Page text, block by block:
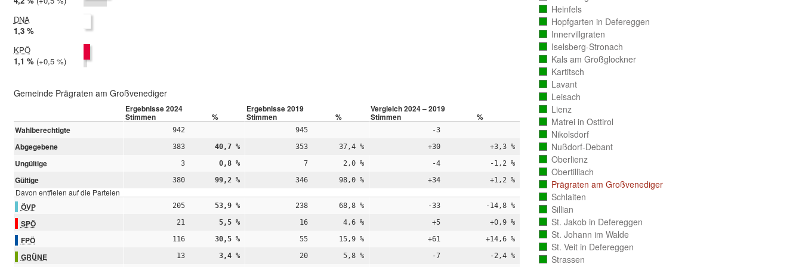
2019:
3,8 %
DNA
2024:
1,3 %
KPÖ
2024:
1,1 %
2019:
0,6 %
Differenz:
+0,5 %
Gemeinde Prägraten am Großvenediger
Ergebnisse 2024 Ergebnisse 2019 Vergleich 2024 – 2019
Stimmen % Stimmen % Stimmen
%
Wahlberechtigte
942 945 -3
Abgegebene 383 40,7 % 353 37,4 % +30 +3,3 %
Ungültige 3 0,8 % 7 2,0 % -4 -1,2 %
Gültige 380 99,2 % 346 98,0 % +34 +1,2 %
Davon entfielen auf die Parteien
ÖVP 205 53,9 % 238 68,8 % -33 -14,8 %
SPÖ 21 5,5 % 16 4,6 % +5 +0,9 %
FPÖ 116 30,5 % 55 15,9 % +61 +14,6 %
GRÜNE 13 3,4 % 20 5,8 % -7 -2,4 %
ausgezählt)
Heinfels
(vollständig
ausgezählt)
Hopfgarten in Defereggen
(vollständig
ausgezählt)
Innervillgraten
(vollständig
ausgezählt)
Iselsberg-Stronach
(vollständig
ausgezählt)
Kals am Großglockner
(vollständig
ausgezählt)
Kartitsch
(vollständig
ausgezählt)
Lavant
(vollständig
ausgezählt)
Leisach
(vollständig
ausgezählt)
Lienz
(vollständig
ausgezählt)
Matrei in Osttirol
(vollständig
ausgezählt)
Nikolsdorf
(vollständig
ausgezählt)
Nußdorf-Debant
(vollständig
ausgezählt)
Oberlienz
(vollständig
ausgezählt)
Obertilliach
(vollständig
ausgezählt)
Prägraten am Großvenediger
(vollständig
ausgezählt)
Schlaiten
(vollständig
ausgezählt)
Sillian
(vollständig
ausgezählt)
St. Jakob in Defereggen
(vollständig
ausgezählt)
St. Johann im Walde
(vollständig
ausgezählt)
St. Veit in Defereggen
(vollständig
ausgezählt)
Strassen
(vollständig